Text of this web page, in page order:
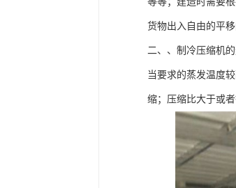
货物出入自由的平移
二、、制冷压缩机
当要求的蒸发温度
缩；压缩比大于或